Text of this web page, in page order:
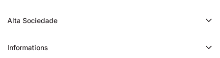
Cali CBD
Alta Sociedade
Informations